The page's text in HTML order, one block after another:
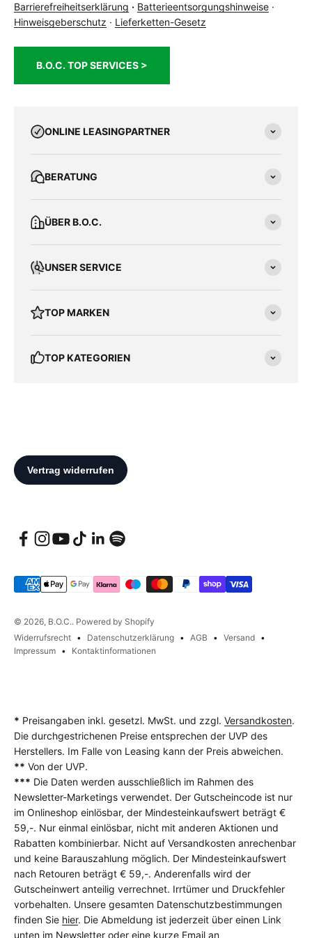
Barrierefreiheitserklärung · Batterieentsorgungshinweise ·
Hinweisgeberschutz · Lieferketten-Gesetz
B.O.C. TOP SERVICES >
ONLINE LEASINGPARTNER
BERATUNG
ÜBER B.O.C.
UNSER SERVICE
TOP MARKEN
TOP KATEGORIEN
© 2026, B.O.C.. Powered by Shopify
Widerrufsrecht
Datenschutzerklärung AGB
Versand
Impressum
Kontaktinformationen
* Preisangaben inkl. gesetzl. MwSt. und zzgl. Versandkosten.
Die durchgestrichenen Preise entsprechen der UVP des
Herstellers. Im Falle von Leasing kann der Preis abweichen.
** Von der UVP.
*** Die Daten werden ausschließlich im Rahmen des
Newsletter-Marketings verwendet. Der Gutscheincode ist nur
im Onlineshop einlösbar, der Mindesteinkaufswert beträgt €
59,-. Nur einmal einlösbar, nicht mit anderen Aktionen und
Rabatten kombinierbar. Nicht auf Versandkosten anrechenbar
und keine Barauszahlung möglich. Der Mindesteinkaufswert
nach Retouren beträgt € 59,-. Anderenfalls wird der
Gutscheinwert anteilig verrechnet. Irrtümer und Druckfehler
vorbehalten. Unsere gesamten Datenschutzbestimmungen
finden Sie hier. Die Abmeldung ist jederzeit über einen Link
unten im Newsletter oder eine kurze Email an